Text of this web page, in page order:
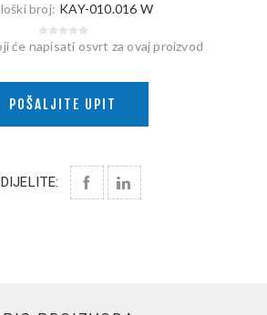
broj: KAY-010.016 W
će napisati osvrt za ovaj proizvod
POŠALJITE UPIT